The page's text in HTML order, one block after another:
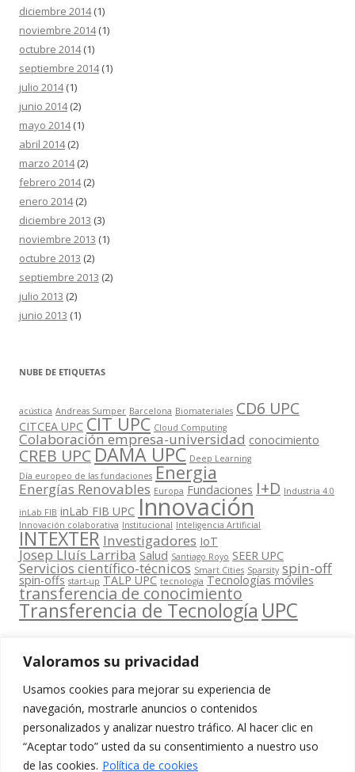
Valoramos su privacidad
Usamos cookies para mejorar su experiencia de
navegación, mostrarle anuncios o contenidos
personalizados y analizar nuestro tráfico. Al hacer clic en
“Aceptar todo” usted da su consentimiento a nuestro uso
de las cookies. Política de cookies
diciembre 2014(1)
noviembre 2014(1)
octubre 2014(1)
septiembre 2014(1)
julio 2014(1)
junio 2014(2)
mayo 2014(1)
abril 2014(2)
marzo 2014(2)
febrero 2014(2)
enero 2014(2)
diciembre 2013 (3)
noviembre 2013 (1)
octubre 2013 (2)
septiembre 2013 (2)
julio 2013 (2)
junio 2013 (1)
NUBE DE ETIQUETAS
acústica Andreas Sumper Barcelona Biomateriales CD6 UPC
CITCEA UPC CIT UPC Cloud Computing
Colaboración empresa-universidad conocimiento
CREB UPCDAMA UPC Deep Learning
Día europeo de las fundaciones Energia
Energías Renovables Europa Fundaciones I+D Industria 4.0
inLab FIB inLab FIB UPC Innovación
Innovación colaborativa Institucional Inteligencia Artificial
INTEXTER Investigadores IoT
Josep Lluís Larriba Salud Santiago Royo SEER UPC
Servicios científico-técnicos Smart Cities Sparsity spin-off
spin-offs start-up TALP UPC tecnología Tecnologías móviles
transferencia de conocimiento
Transferencia de Tecnología UPC
Contacta
amb
nosaltres
Edifici
www.cit.upc.edu
Segueix-nos